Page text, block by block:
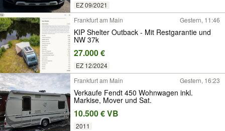
EZ 09/2021
Frankfurt am Main
Gestern, 11:46
KIP Shelter Outback - Mit Restgarantie und
NW 37k
27.000 €
EZ 12/2024
Frankfurt am Main
Gestern, 16:23
Verkaufe Fendt 450 Wohnwagen inkl.
Markise, Mover und Sat.
10.500 € VB
2011